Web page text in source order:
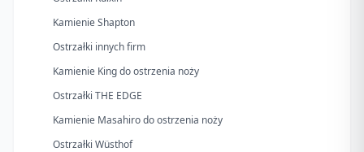
Kamienie Shapton
Ostrzałki innych firm
Kamienie King do ostrzenia noży
Ostrzałki THE EDGE
Kamienie Masahiro do ostrzenia noży
Ostrzałki Wüsthof